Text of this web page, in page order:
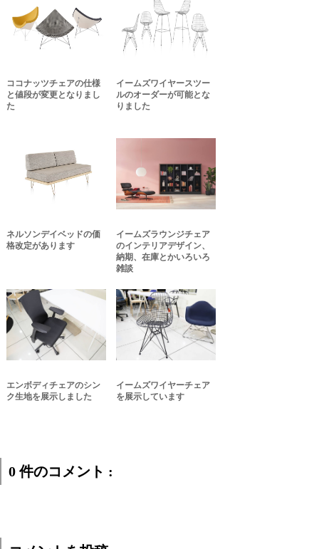
ココナッツチェアの仕様
と値段が変更となりまし
た
イームズワイヤースツー
ルのオーダーが可能とな
りました
ネルソンデイベッドの価
格改定があります
イームズラウンジチェア
のインテリアデザイン、
納期、在庫とかいろいろ
雑談
エンボディチェアのシン
ク生地を展示しました
イームズワイヤーチェア
を展示しています
0 件のコメント :